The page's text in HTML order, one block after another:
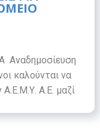
Aναδημοσίευση
καλούνται να
Α.Ε. μαζί